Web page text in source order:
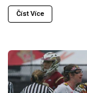
Číst Více